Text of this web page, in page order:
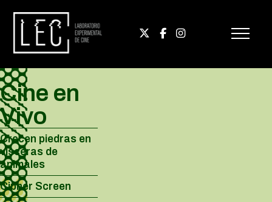
Cine en
Vivo
Crecen piedras en
vísceras de
animales
Cipher Screen